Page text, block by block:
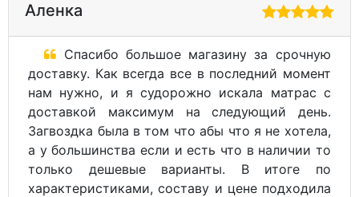
Аленка
Спасибо большое магазину за срочную
доставку. Как всегда все в последний момент
нам нужно, и я судорожно искала матрас с
доставкой максимум на следующий день.
Загвоздка была в том что абы что я не хотела,
а у большинства если и есть что в наличии то
только дешевые варианты. В итоге по
характеристиками, составу и цене подходила